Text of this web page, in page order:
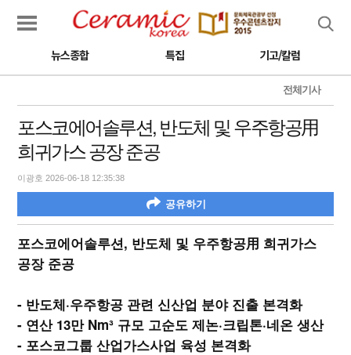
뉴스종합 특집 기고/칼럼
전체기사
포스코에어솔루션, 반도체 및 우주항공用
희귀가스 공장 준공
이광호 2026-06-18 12:35:38
공유하기
포스코에어솔루션, 반도체 및 우주항공用 희귀가스
공장 준공
- 반도체·우주항공 관련 신산업 분야 진출 본격화
- 연산 13만 Nm³ 규모 고순도 제논·크립톤·네온 생산
- 포스코그룹 산업가스사업 육성 본격화
검색